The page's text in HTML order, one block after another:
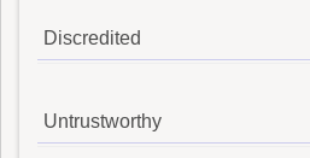
Discredited
Untrustworthy